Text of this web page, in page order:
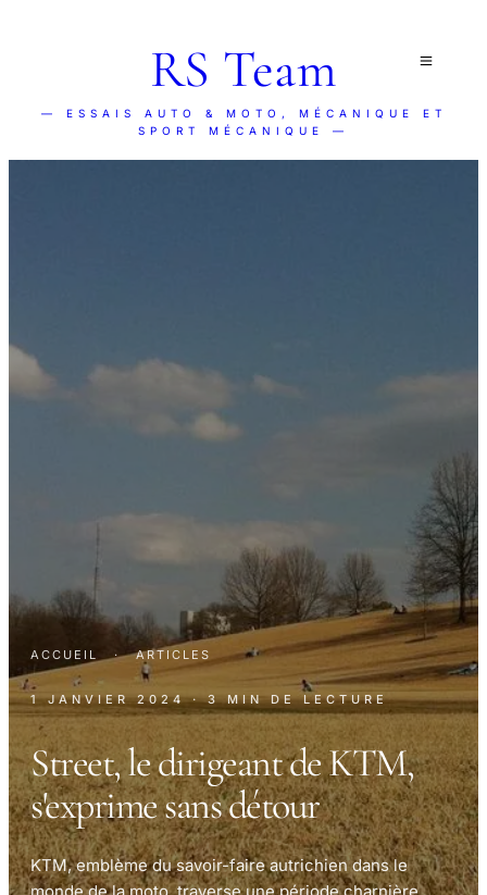
RS Team
— ESSAIS AUTO & MOTO, MÉCANIQUE ET
SPORT MÉCANIQUE —
ACCUEIL · ARTICLES
1 JANVIER 2024 · 3 MIN DE LECTURE
Street, le dirigeant de KTM,
s'exprime sans détour
KTM, emblème du savoir-faire autrichien dans le